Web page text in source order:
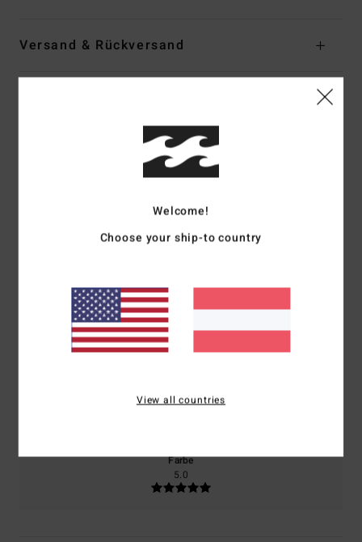
Versand & Rückversand
Durchschnittliche Bewertung
5.0/5
Komfort
4.0
4.0
Farbe
5.0
Welcome!
Choose your ship-to country
View all countries